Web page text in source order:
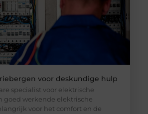
voor deskundige hulp
specialist voor elektrische
goed werkende elektrische
voor het comfort en de